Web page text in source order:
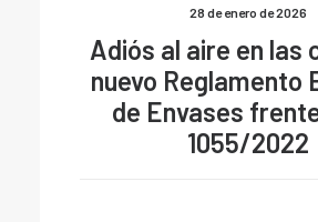
28 de enero de 2026
Adiós al aire en las
nuevo Reglamento
de Envases
1055/2022